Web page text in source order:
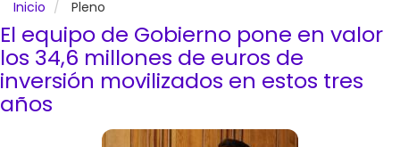
Noticias
Planificación Ciudad
Areas municipales
Inicio Pleno
El equipo de Gobierno pone en valor
los 34,6 millones de euros de
inversión movilizados en estos tres
años